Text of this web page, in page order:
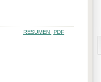
RESUMEN PDF